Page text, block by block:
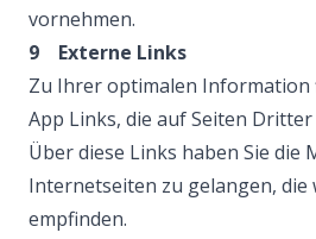
vornehmen.
9 Externe Links
Zu Ihrer optimalen Information
App Links, die auf Seiten Dritter
Über diese Links haben Sie die
Internetseiten zu gelangen, die
empfinden.